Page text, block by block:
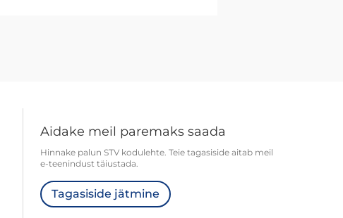
Aidake meil paremaks saada
Hinnake palun STV kodulehte. Teie tagasiside aitab meil
e-teenindust täiustada.
Tagasiside jätmine